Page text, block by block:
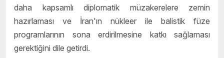
daha kapsamlı diplomatik müzakerelere zemin
hazırlaması ve İran'ın nükleer ile balistik füze
programlarının sona erdirilmesine katkı sağlaması
gerektiğini dile getirdi.